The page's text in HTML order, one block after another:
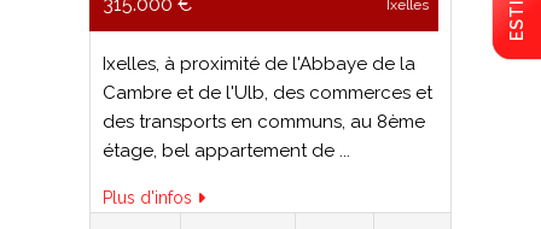
Ixelles
Ixelles, à proximité de l'Abbaye de la
Cambre et de l'Ulb, des commerces et
des transports en communs, au 8ème
étage, bel appartement de ...
Plus d'infos